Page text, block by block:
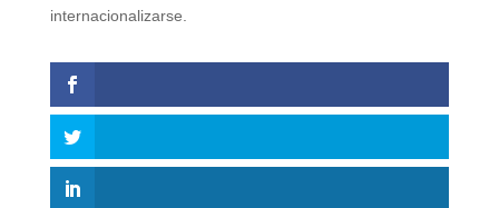
internacionalizarse.